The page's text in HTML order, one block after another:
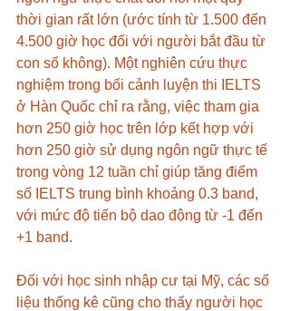
thời gian rất lớn (ước tính từ 1.500 đến
4.500 giờ học đối với người bắt đầu từ
con số không). Một nghiên cứu thực
nghiệm trong bối cảnh luyện thi IELTS
ở Hàn Quốc chỉ ra rằng, việc tham gia
hơn 250 giờ học trên lớp kết hợp với
hơn 250 giờ sử dụng ngôn ngữ thực tế
trong vòng 12 tuần chỉ giúp tăng điểm
số IELTS trung bình khoảng 0.3 band,
với mức độ tiến bộ dao động từ -1 đến
+1 band.
Đối với học sinh nhập cư tại Mỹ, các số
liệu thống kê cũng cho thấy người học